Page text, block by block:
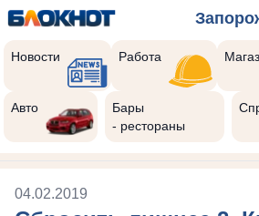
Новости Работа
Авто
Бары
- рестораны
04.02.2019